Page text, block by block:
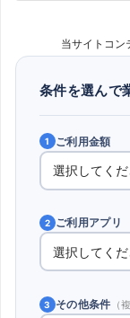
当サイトコン
条件を選んで
1 ご利用金額
2 ご利用アプリ
3 その他条件 （